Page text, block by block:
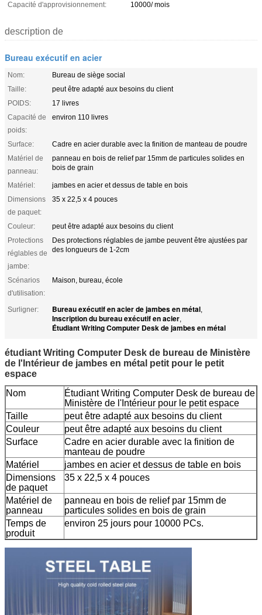
Capacité d'approvisionnement:
10000/ mois
description de
Bureau exécutif en acier
Nom:
Bureau de siège social
Taille:
peut être adapté aux besoins du client
POIDS:
17 livres
Capacité de
poids:
environ 110 livres
Surface:
Cadre en acier durable avec la finition de manteau de poudre
Matériel de
panneau:
panneau en bois de relief par 15mm de particules solides en
bois de grain
Matériel:
jambes en acier et dessus de table en bois
Dimensions
de paquet:
35 x 22,5 x 4 pouces
Couleur:
peut être adapté aux besoins du client
Protections
réglables de
jambe:
Des protections réglables de jambe peuvent être ajustées par
des longueurs de 1-2cm
Scénarios
d'utilisation:
Maison, bureau, école
Surligner: Bureau exécutif en acier de jambes en métal,
Inscription du bureau exécutif en acier,
Étudiant Writing Computer Desk de jambes en métal
étudiant Writing Computer Desk de bureau de Ministère
de l'Intérieur de jambes en métal petit pour le petit
espace
Nom
Étudiant Writing Computer Desk de bureau de
Ministère de l'Intérieur pour le petit espace
Taille
peut être adapté aux besoins du client
Couleur
peut être adapté aux besoins du client
Surface
Cadre en acier durable avec la finition de
manteau de poudre
Matériel
jambes en acier et dessus de table en bois
Dimensions
de paquet
35 x 22,5 x 4 pouces
Matériel de
panneau
panneau en bois de relief par 15mm de
particules solides en bois de grain
Temps de
produit
environ 25 jours pour 10000 PCs.